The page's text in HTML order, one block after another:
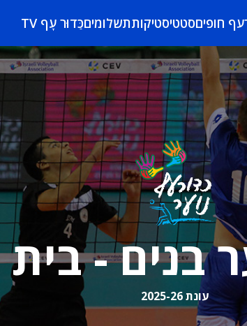
חופיםסטטיסטיקותתשלומיםכַּדוּר עָף TV
בנים -
עונת 2025-26